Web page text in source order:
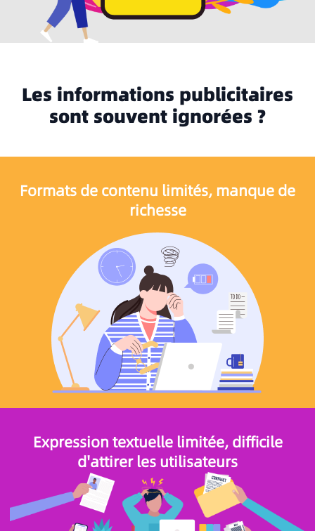
Les informations publicitaires
sont souvent ignorées ?
Formats de contenu limités, manque de
richesse
Expression textuelle limitée, difficile
d'attirer les utilisateurs